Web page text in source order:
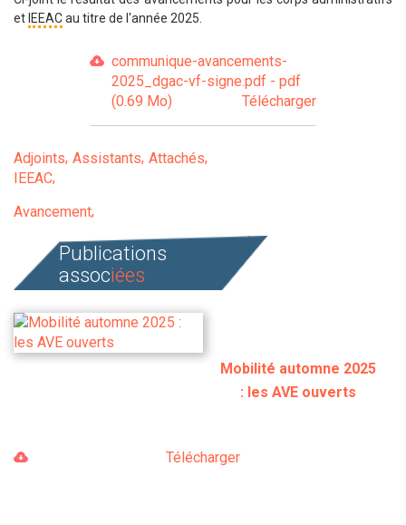
et IEEACau titre de l'année 2025.
communique-avancements-
2025_dgac-vf-signe.pdf - pdf
(0.69 Mo)
Télécharger
Adjoints Assistants Attachés
IEEAC
Avancement
Publications
associées
Mobilité automne 2025
: les AVE ouverts
Télécharger